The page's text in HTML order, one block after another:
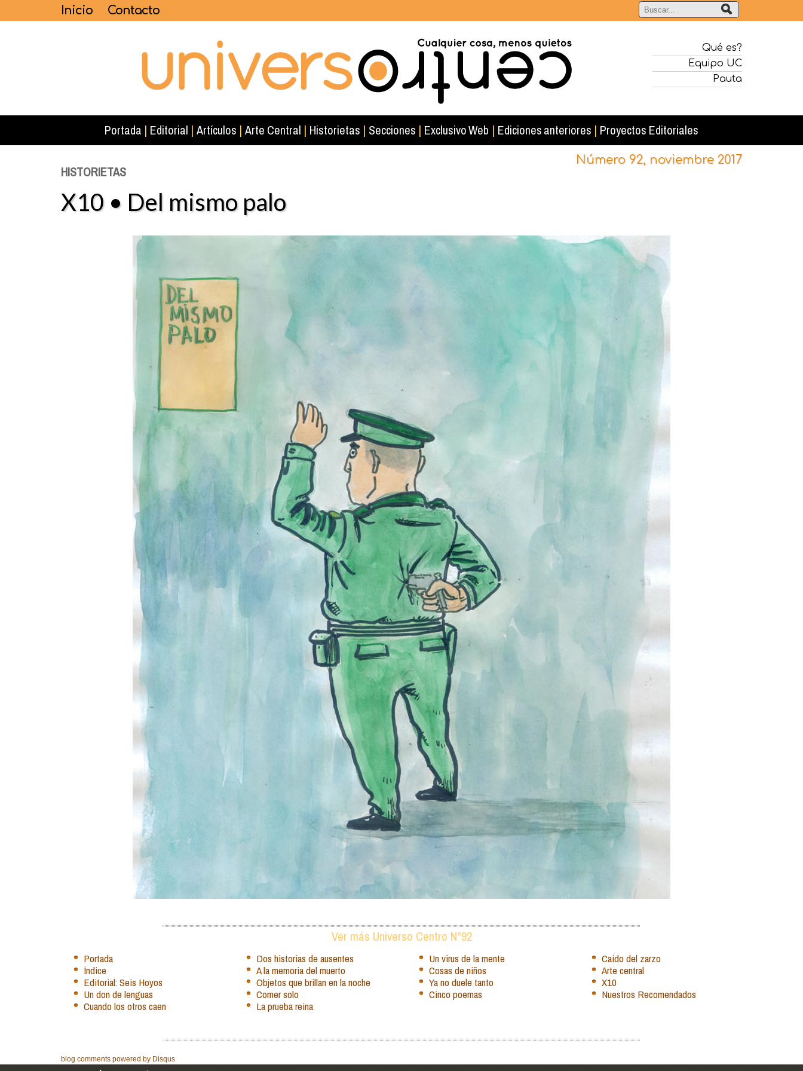
Inicio Contacto
Qué es?
Equipo UC
Pauta
Portada | Editorial | Artículos | Arte Central | Historietas | Secciones | Exclusivo Web | Ediciones anteriores | Proyectos Editoriales
Número 92, noviembre 2017
HISTORIETAS
X10 • Del mismo palo
Ver más Universo Centro N°92
Portada
Índice
Editorial: Seis Hoyos
Un don de lenguas
Cuando los otros caen
Dos historias de ausentes
A la memoria del muerto
Objetos que brillan en la noche
Comer solo
La prueba reina
Un virus de la mente
Cosas de niños
Ya no duele tanto
Cinco poemas
Caído del zarzo
Arte central
X10
Nuestros Recomendados
blog comments powered by Disqus